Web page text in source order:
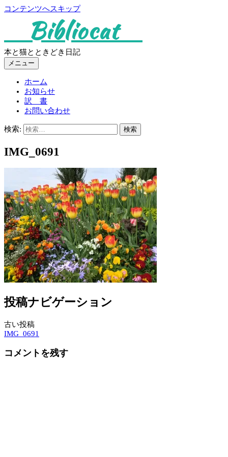
コンテンツへスキップ
Bibliocat
本と猫とときどき日記
メニュー
ホーム
お知らせ
訳 書
お問い合わせ
検索:
IMG_0691
投稿ナビゲーション
古い投稿
IMG_0691
コメントを残す